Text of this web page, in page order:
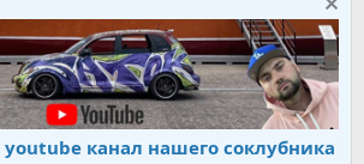
канал нашего соклубника